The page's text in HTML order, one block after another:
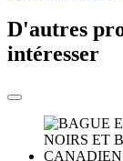
D'autres
intéresser